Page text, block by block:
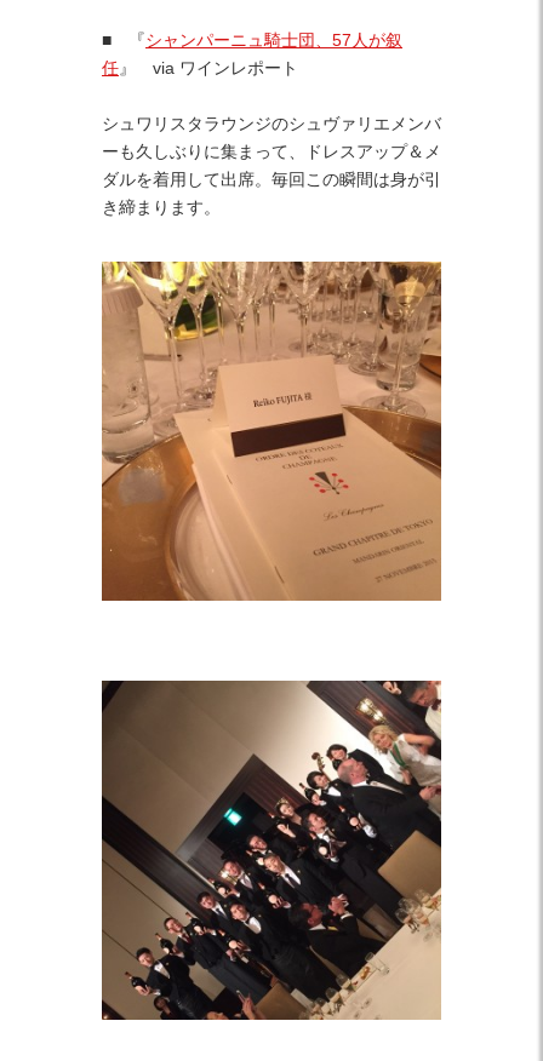
■ 『シャンパーニュ騎士団、57人が叙
任』 via ワインレポート
シュワリスタラウンジのシュヴァリエメンバ
ーも久しぶりに集まって、ドレスアップ＆メ
ダルを着用して出席。毎回この瞬間は身が引
き締まります。